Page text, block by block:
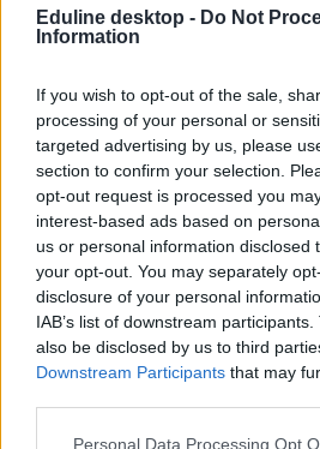
Eduline desktop - Do Not
Information
If you wish to opt-out of the sale,
processing of your personal or
targeted advertising by us, please
section to confirm your selection.
opt-out request is processed you
interest-based ads based on
us or personal information disclosed
your opt-out. You may separately
disclosure of your personal
IAB’s list of downstream
also be disclosed by us to third
Downstream Participants that may
Personal Data Processing Opt
hétvége során.
Mikor van a pedagógusnap
A pedagógusnap nem csupán virágokról
az alkalom arra is emlékeztet, milyen
be a pedagógusok a gyerekek
jövőjének alakításában.